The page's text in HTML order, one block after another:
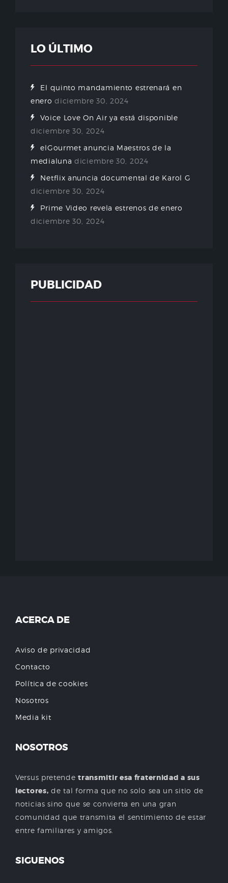
LO ÚLTIMO
El quinto mandamiento estrenará en
enero diciembre 30, 2024
Voice Love On Air ya está disponible
diciembre 30, 2024
elGourmet anuncia Maestros de la
medialuna diciembre 30, 2024
Netflix anuncia documental de Karol G
diciembre 30, 2024
Prime Video revela estrenos de enero
diciembre 30, 2024
PUBLICIDAD
ACERCA DE
Aviso de privacidad
Contacto
Política de cookies
Nosotros
Media kit
NOSOTROS
Versus pretendetransmitir esa fraternidad a sus
lectores, de tal forma que no solo sea un sitio de
noticias sino que se convierta en una gran
comunidad que transmita el sentimiento de estar
entre familiares y amigos.
SIGUENOS